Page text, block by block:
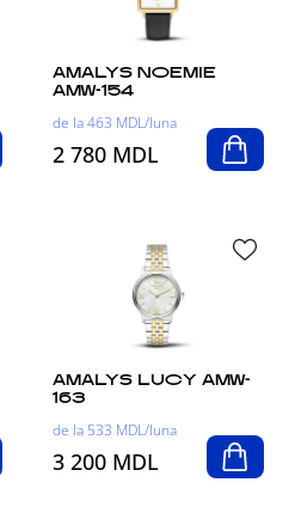
AMALYS NOEMIE
AMW-154
de la 463 MDL/luna
2 780 MDL
AMALYS LUCY AMW-
163
de la 533 MDL/luna
3 200 MDL